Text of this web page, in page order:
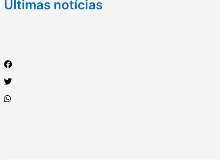
Últimas notícias